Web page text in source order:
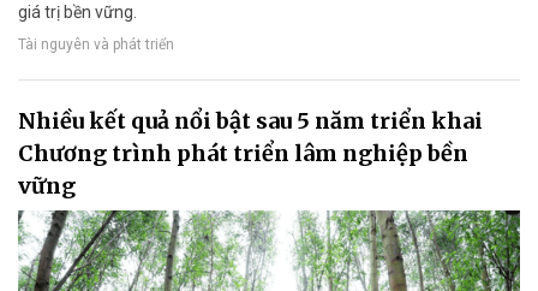
giá trị bền vững.
Tài nguyên và phát triển
Nhiều kết quả nổi bật sau 5 năm triển khai
Chương trình phát triển lâm nghiệp bền
vững